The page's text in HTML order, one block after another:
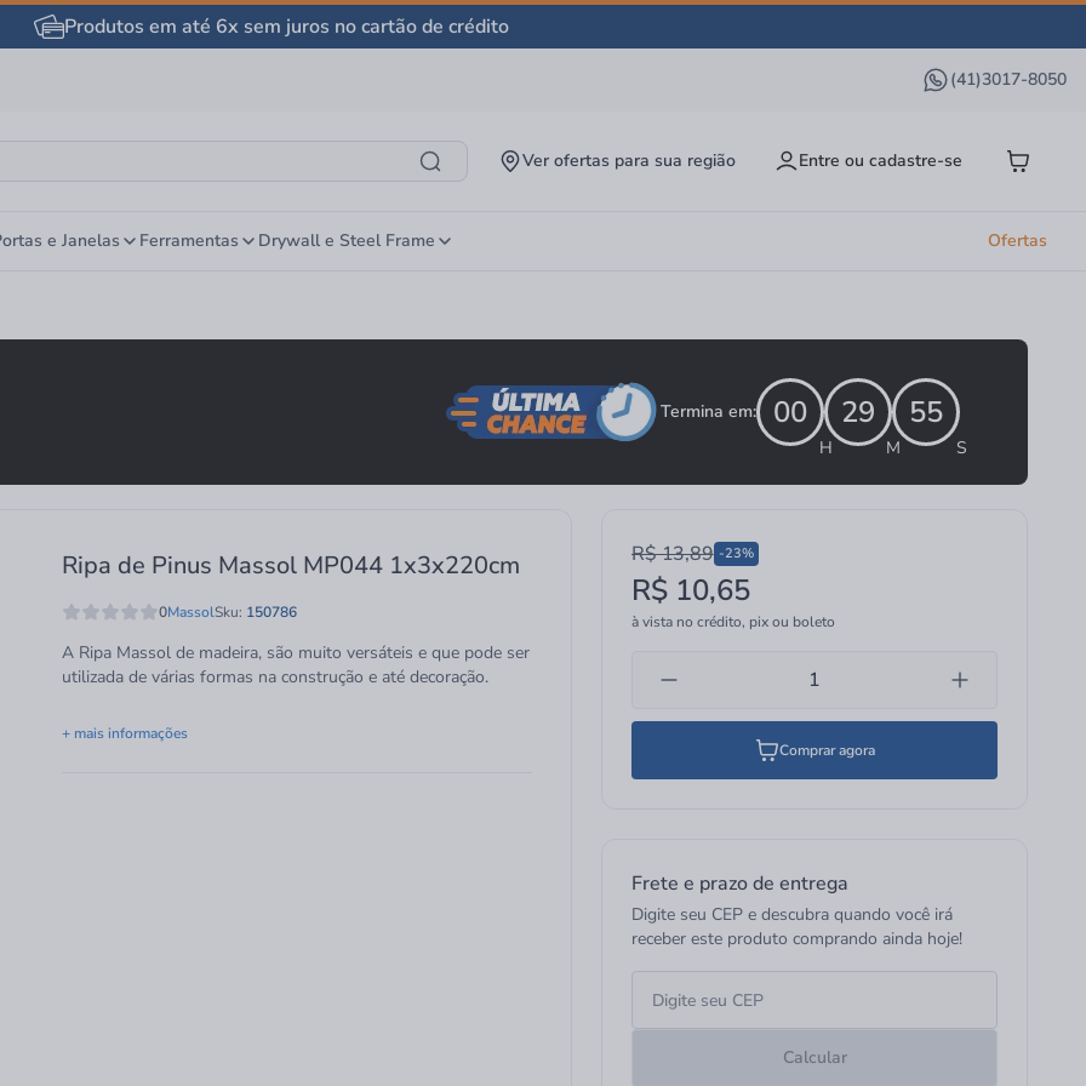
Produtos em até 6x sem juros no cartão de crédito
(41)3017-8050
Ver ofertas para sua região Entre ou cadastre-se
e Janelas Ferramentas Drywall e Steel Frame Ofertas
Termina em: 00
H
29
M
54
S
Ripa de Pinus Massol MP044 1x3x220cm
0MassolSku: 150786
A Ripa Massol de madeira, são muito versáteis e que pode ser
utilizada de várias formas na construção e até decoração.
+ mais informações
R$ 13,89 -23%
R$ 10,65
à vista no crédito, pix ou boleto
Comprar agora
Frete e prazo de entrega
Digite seu CEP e descubra quando você irá
receber este produto comprando ainda hoje!
Calcular